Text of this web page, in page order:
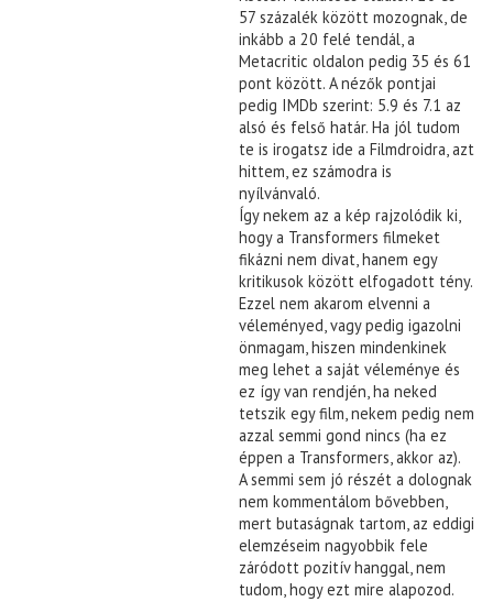
57 százalék között mozognak, de
inkább a 20 felé tendál, a
Metacritic oldalon pedig 35 és 61
pont között. A nézők pontjai
pedig IMDb szerint: 5.9 és 7.1 az
alsó és felső határ. Ha jól tudom
te is irogatsz ide a Filmdroidra, azt
hittem, ez számodra is
nyílvánvaló.
Így nekem az a kép rajzolódik ki,
hogy a Transformers filmeket
fikázni nem divat, hanem egy
kritikusok között elfogadott tény.
Ezzel nem akarom elvenni a
véleményed, vagy pedig igazolni
önmagam, hiszen mindenkinek
meg lehet a saját véleménye és
ez így van rendjén, ha neked
tetszik egy film, nekem pedig nem
azzal semmi gond nincs (ha ez
éppen a Transformers, akkor az).
A semmi sem jó részét a dolognak
nem kommentálom bővebben,
mert butaságnak tartom, az eddigi
elemzéseim nagyobbik fele
záródott pozitív hanggal, nem
tudom, hogy ezt mire alapozod.